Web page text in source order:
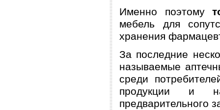
Именно поэтому
мебель для
хранения
За последние
называемые
среди
продукции и
предварительного